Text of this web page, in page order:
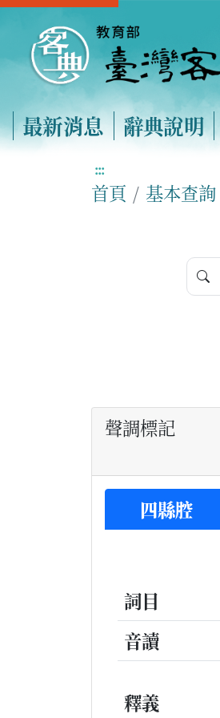
最新消息 辭典說明
:::
首頁 基本查詢
聲調標記
四縣腔
詞目
音讀
釋義